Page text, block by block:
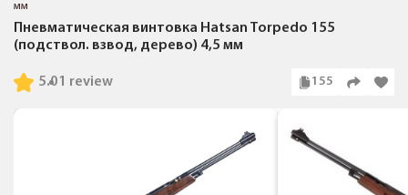
мм
Пневматическая винтовка Hatsan Torpedo 155
(подствол. взвод, дерево) 4,5 мм
1 review
5.0 155